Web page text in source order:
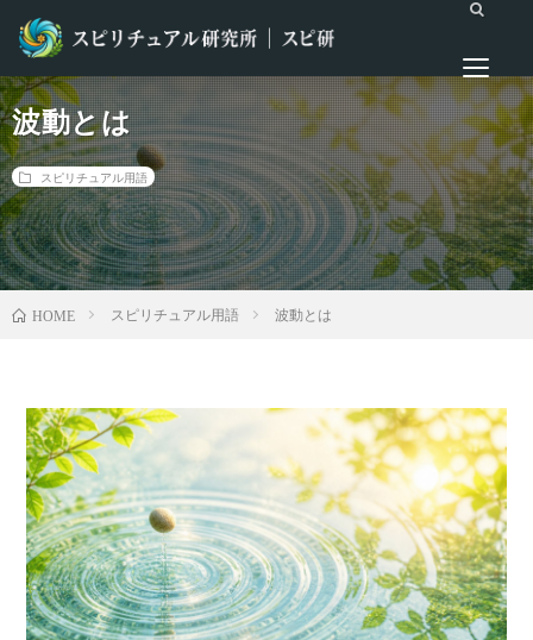
波動とは
スピリチュアル用語
HOME スピリチュアル用語 波動とは